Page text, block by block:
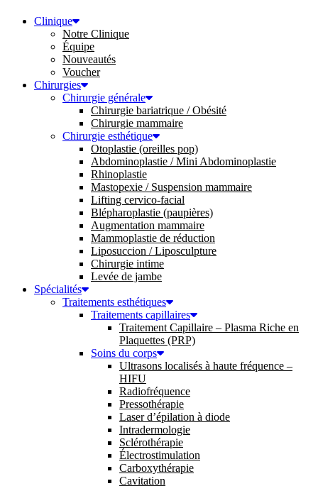
Clinique
Notre Clinique
Équipe
Nouveautés
Voucher
Chirurgies
Chirurgie générale
Chirurgie bariatrique / Obésité
Chirurgie mammaire
Chirurgie esthétique
Otoplastie (oreilles pop)
Abdominoplastie / Mini Abdominoplastie
Rhinoplastie
Mastopexie / Suspension mammaire
Lifting cervico-facial
Blépharoplastie (paupières)
Augmentation mammaire
Mammoplastie de réduction
Liposuccion / Liposculpture
Chirurgie intime
Levée de jambe
Spécialités
Traitements esthétiques
Traitements capillaires
Traitement Capillaire – Plasma Riche en
Plaquettes (PRP)
Soins du corps
Ultrasons localisés à haute fréquence –
HIFU
Radiofréquence
Pressothérapie
Laser d’épilation à diode
Intradermologie
Sclérothérapie
Électrostimulation
Carboxythérapie
Cavitation